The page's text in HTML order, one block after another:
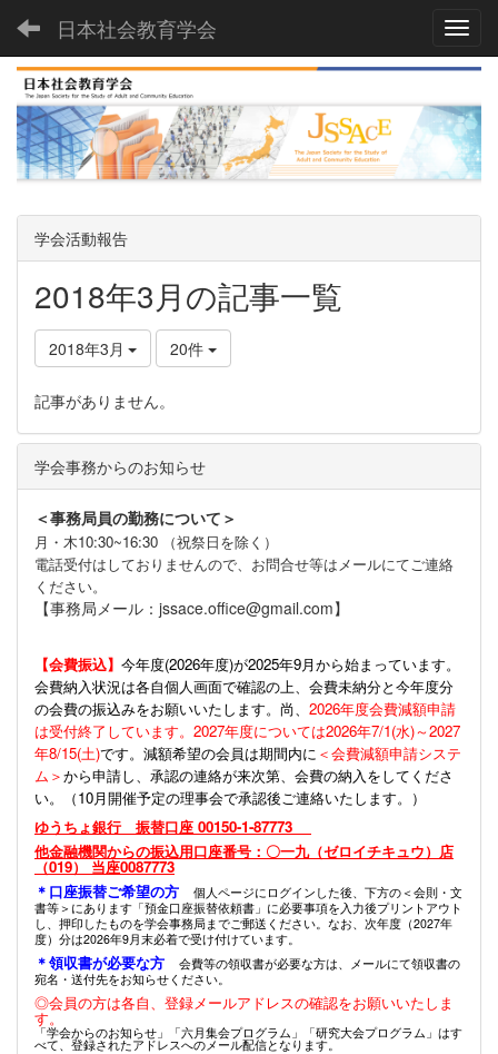
日本社会教育学会
学会活動報告
2018年3月の記事一覧
2018年3月 20件
記事がありません。
学会事務からのお知らせ
＜事務局員の勤務について＞
月・木10:30~16:30 （祝祭日を除く）
電話受付はしておりませんので、お問合せ等はメールにてご連絡
ください。
【事務局メール：jssace.office@gmail.com】
【会費振込】 今年度(2026年度)が2025年9月から始まっています。
会費納入状況は各自個人画面で確認の上、会費未納分と今年度分
の会費の振込みをお願いいたします。尚、 2026年度会費減額申請
は受付終了しています。2027年度については2026年7/1(水)～2027
年8/15(土)です。減額希望の会員は期間内に ＜会費減額申請システ
ム＞から申請し、承認の連絡が来次第、会費の納入をしてくださ
い。（10月開催予定の理事会で承認後ご連絡いたします。）
ゆうちょ銀行 振替口座 00150-1-87773
他金融機関からの振込用口座番号：〇一九（ゼロイチキュウ）店
（019） 当座0087773
＊口座振替ご希望の方
個人ページにログインした後、下方の＜会則・文
書等＞にあります「預金口座振替依頼書」に必要事項を入力後プリントアウト
し、押印したものを学会事務局までご郵送ください。なお、次年度（2027年
度）分は2026年9月末必着で受け付けています。
＊領収書が必要な方
会費等の領収書が必要な方は、メールにて領収書の
宛名・送付先をお知らせください。
◎会員の方は各自、登録メールアドレスの確認をお願いいたしま
す。
「学会からのお知らせ」「六月集会プログラム」「研究大会プログラム」はす
べて、登録されたアドレスへのメール配信となります。